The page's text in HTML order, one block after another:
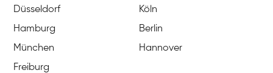
Düsseldorf
Köln
Hamburg
Berlin
München
Hannover
Freiburg